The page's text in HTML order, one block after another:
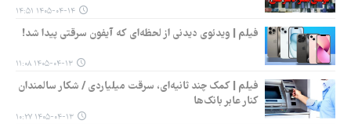
۱۴۰۵-۰۴-۱۴ ۱۴:۵۱
فیلم | ویدئوی دیدنی از لحظه‌ای که آیفون سرقتی پیدا شد!
۱۴۰۵-۰۴-۱۳ ۱۱:۰۸
فیلم | کمک چند ثانیه‌ای، سرقت میلیاردی / شکار سالمندان
کنار عابر بانک‌ها
۱۴۰۵-۰۴-۱۳ ۱۰:۲۷